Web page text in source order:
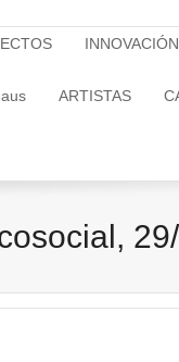
INNOVACIÓN
ARTISTAS